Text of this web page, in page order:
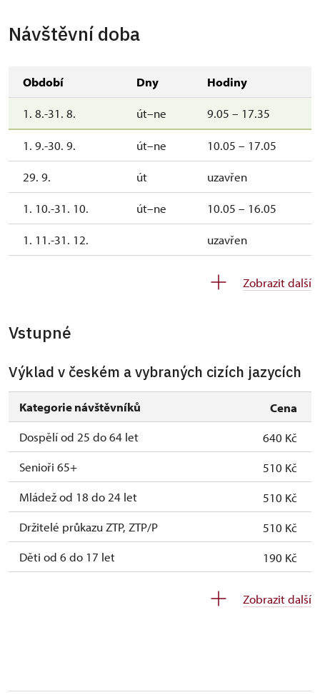
Návštěvní doba
Období Dny Hodiny
1. 8.-31. 8. út–ne 9.05 – 17.35
1. 9.-30. 9. út–ne 10.05 – 17.05
29. 9. út uzavřen
1. 10.-31. 10. út–ne 10.05 – 16.05
1. 11.-31. 12. uzavřen
Zobrazit další
Vstupné
Výklad v českém a vybraných cizích jazycích
Kategorie návštěvníků
Cena
Dospělí od 25 do 64 let
640 Kč
Senioři 65+
510 Kč
Mládež od 18 do 24 let
510 Kč
Držitelé průkazu ZTP, ZTP/P
510 Kč
Děti od 6 do 17 let
190 Kč
Průvodce organizované skupiny (1 osoba
zdarma
Zobrazit další